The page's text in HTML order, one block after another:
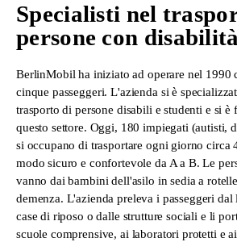
Specialisti nel
persone con
BerlinMobil ha iniziato ad operare nel 1990
cinque passeggeri. L'azienda si è
trasporto di persone disabili e studenti e si è
questo settore. Oggi, 180 impiegati (autisti,
si occupano di trasportare ogni giorno circa
modo sicuro e confortevole da A a B. Le
vanno dai bambini dell'asilo in sedia a
demenza. L'azienda preleva i passeggeri
case di riposo o dalle strutture sociali e li
scuole comprensive, ai laboratori protetti e